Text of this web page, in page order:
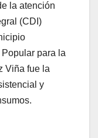
la atención
(CDI)
para la
Viña fue la
y